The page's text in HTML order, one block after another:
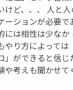
けど、、、 人と
ーションが必要で
には相性は少なか
やり方によっては
」ができると信じ
や考えも聞かせて